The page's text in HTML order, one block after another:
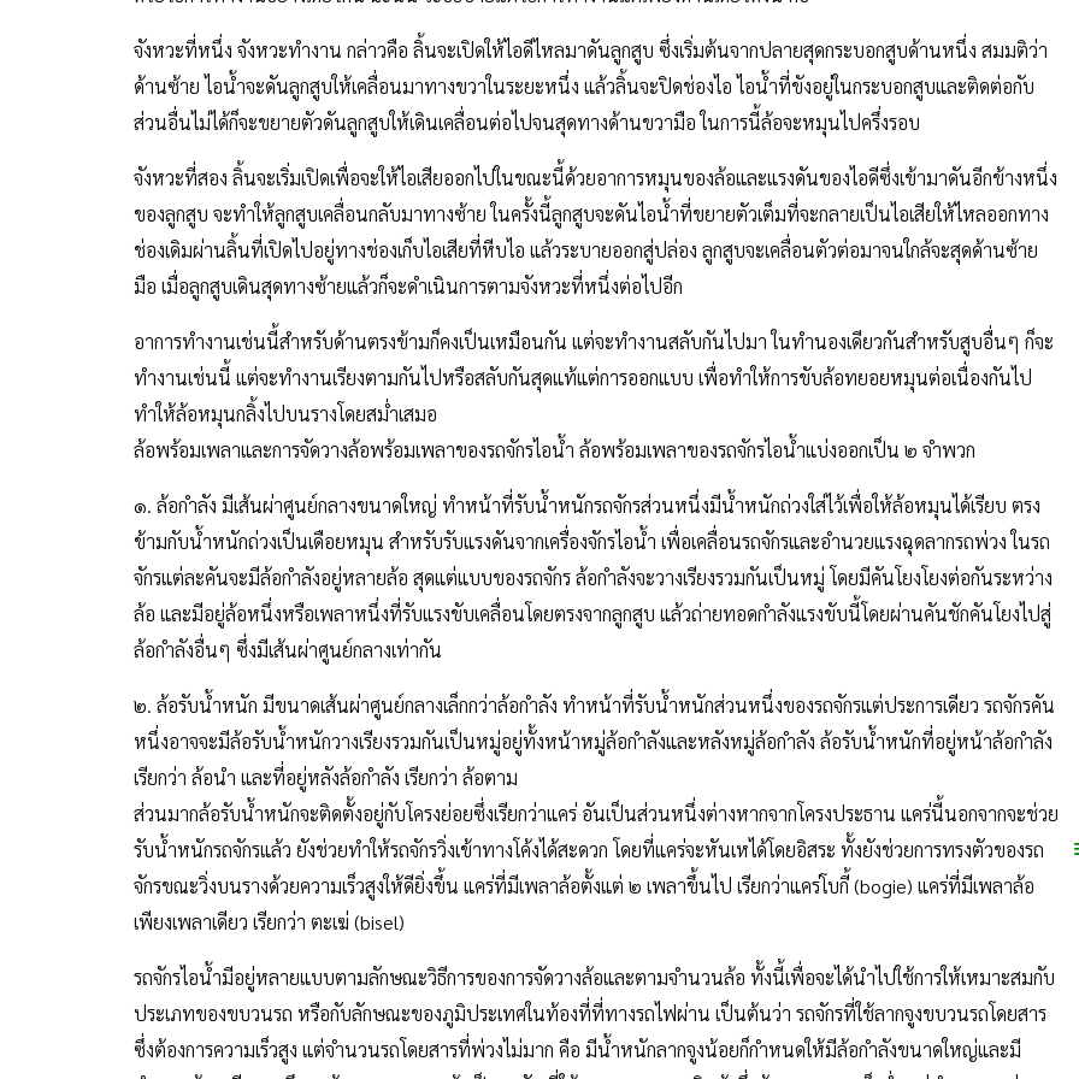
จังหวะที่หนึ่ง จังหวะทำงาน กล่าวคือ ลิ้นจะเปิดให้ไอดีไหลมาดันลูกสูบ ซึ่งเริ่มต้นจากปลายสุดกระบอกสูบด้านหนึ่ง สมมติว่า
ด้านซ้าย ไอน้ำจะดันลูกสูบให้เคลื่อนมาทางขวาในระยะหนึ่ง แล้วลิ้นจะปิดช่องไอ ไอน้ำที่ขังอยู่ในกระบอกสูบและติดต่อกับ
ส่วนอื่นไม่ได้ก็จะขยายตัวดันลูกสูบให้เดินเคลื่อนต่อไปจนสุดทางด้านขวามือ ในการนี้ล้อจะหมุนไปครึ่งรอบ
จังหวะที่สอง ลิ้นจะเริ่มเปิดเพื่อจะให้ไอเสียออกไปในขณะนี้ด้วยอาการหมุนของล้อและแรงดันของไอดีซึ่งเข้ามาดันอีกข้างหนึ่ง
ของลูกสูบ จะทำให้ลูกสูบเคลื่อนกลับมาทางซ้าย ในครั้งนี้ลูกสูบจะดันไอน้ำที่ขยายตัวเต็มที่จะกลายเป็นไอเสียให้ไหลออกทาง
ช่องเดิมผ่านลิ้นที่เปิดไปอยู่ทางช่องเก็บไอเสียที่หีบไอ แล้วระบายออกสู่ปล่อง ลูกสูบจะเคลื่อนตัวต่อมาจนใกล้จะสุดด้านซ้าย
มือ เมื่อลูกสูบเดินสุดทางซ้ายแล้วก็จะดำเนินการตามจังหวะที่หนึ่งต่อไปอีก
อาการทำงานเช่นนี้สำหรับด้านตรงข้ามก็คงเป็นเหมือนกัน แต่จะทำงานสลับกันไปมา ในทำนองเดียวกันสำหรับสูบอื่นๆ ก็จะ
ทำงานเช่นนี้ แต่จะทำงานเรียงตามกันไปหรือสลับกันสุดแท้แต่การออกแบบ เพื่อทำให้การขับล้อทยอยหมุนต่อเนื่องกันไป
ทำให้ล้อหมุนกลิ้งไปบนรางโดยสม่ำเสมอ
ล้อพร้อมเพลาและการจัดวางล้อพร้อมเพลาของรถจักรไอน้ำ ล้อพร้อมเพลาของรถจักรไอน้ำแบ่งออกเป็น ๒ จำพวก
๑. ล้อกำลัง มีเส้นผ่าศูนย์กลางขนาดใหญ่ ทำหน้าที่รับน้ำหนักรถจักรส่วนหนึ่งมีน้ำหนักถ่วงใส่ไว้เพื่อให้ล้อหมุนได้เรียบ ตรง
ข้ามกับน้ำหนักถ่วงเป็นเดือยหมุน สำหรับรับแรงดันจากเครื่องจักรไอน้ำ เพื่อเคลื่อนรถจักรและอำนวยแรงฉุดลากรถพ่วง ในรถ
จักรแต่ละคันจะมีล้อกำลังอยู่หลายล้อ สุดแต่แบบของรถจักร ล้อกำลังจะวางเรียงรวมกันเป็นหมู่ โดยมีคันโยงโยงต่อกันระหว่าง
ล้อ และมีอยู่ล้อหนึ่งหรือเพลาหนึ่งที่รับแรงขับเคลื่อนโดยตรงจากลูกสูบ แล้วถ่ายทอดกำลังแรงขับนี้โดยผ่านคันชักคันโยงไปสู่
ล้อกำลังอื่นๆ ซึ่งมีเส้นผ่าศูนย์กลางเท่ากัน
๒. ล้อรับน้ำหนัก มีขนาดเส้นผ่าศูนย์กลางเล็กกว่าล้อกำลัง ทำหน้าที่รับน้ำหนักส่วนหนึ่งของรถจักรแต่ประการเดียว รถจักรคัน
หนึ่งอาจจะมีล้อรับน้ำหนักวางเรียงรวมกันเป็นหมู่อยู่ทั้งหน้าหมู่ล้อกำลังและหลังหมู่ล้อกำลัง ล้อรับน้ำหนักที่อยู่หน้าล้อกำลัง
เรียกว่า ล้อนำ และที่อยู่หลังล้อกำลัง เรียกว่า ล้อตาม
ส่วนมากล้อรับน้ำหนักจะติดตั้งอยู่กับโครงย่อยซึ่งเรียกว่าแคร่ อันเป็นส่วนหนึ่งต่างหากจากโครงประธาน แคร่นี้นอกจากจะช่วย
รับน้ำหนักรถจักรแล้ว ยังช่วยทำให้รถจักรวิ่งเข้าทางโค้งได้สะดวก โดยที่แคร่จะหันเหได้โดยอิสระ ทั้งยังช่วยการทรงตัวของรถ
จักรขณะวิ่งบนรางด้วยความเร็วสูงให้ดียิ่งขึ้น แคร่ที่มีเพลาล้อตั้งแต่ ๒ เพลาขึ้นไป เรียกว่าแคร่โบกี้ (bogie) แคร่ที่มีเพลาล้อ
เพียงเพลาเดียว เรียกว่า ตะเฆ่ (bisel)
รถจักรไอน้ำมีอยู่หลายแบบตามลักษณะวิธีการของการจัดวางล้อและตามจำนวนล้อ ทั้งนี้เพื่อจะได้นำไปใช้การให้เหมาะสมกับ
ประเภทของขบวนรถ หรือกับลักษณะของภูมิประเทศในท้องที่ที่ทางรถไฟผ่าน เป็นต้นว่า รถจักรที่ใช้ลากจูงขบวนรถโดยสาร
ซึ่งต้องการความเร็วสูง แต่จำนวนรถโดยสารที่พ่วงไม่มาก คือ มีน้ำหนักลากจูงน้อยก็กำหนดให้มีล้อกำลังขนาดใหญ่และมี